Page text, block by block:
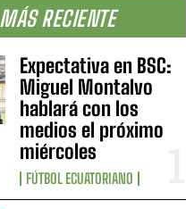
MÁS RECIENTE
Expectativa en BSC:
Miguel Montalvo
hablará con los
medios el próximo
miércoles
FÚTBOL ECUATORIANO